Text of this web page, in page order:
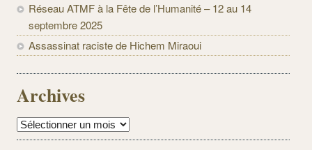
Réseau ATMF à la Fête de l’Humanité – 12 au 14
septembre 2025
Assassinat raciste de Hichem Miraoui
Archives
Archives